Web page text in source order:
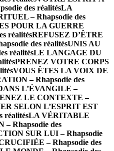
des réalitésLA
– Rhapsodie des
POUR LA GUERRE
réalitésREFUSEZ D’ÊTRE
des réalitésUNIS AU
réalitésLE LANGAGE DU
PRENEZ VOTRE CORPS
VOUS ÊTES LA VOIX DE
– Rhapsodie des
L’ÉVANGILE –
LE CONTEXTE –
SELON L’ESPRIT EST
réalitésLA VÉRITABLE
Rhapsodie des
SUR LUI – Rhapsodie
– Rhapsodie des